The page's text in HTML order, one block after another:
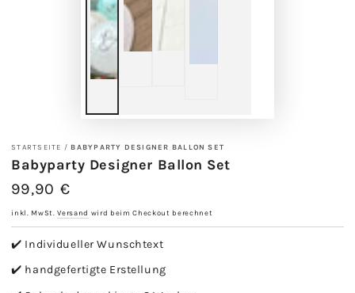
STARTSEITE / BABYPARTY DESIGNER BALLON SET
Babyparty Designer Ballon Set
Regulärer
99,90 €
inkl. MwSt.Versand wird beim Checkout berechnet
✔️ Individueller Wunschtext
✔️ handgefertigte Erstellung